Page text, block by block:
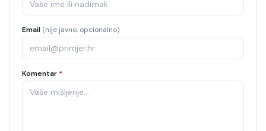
Email (nije javno, opcionalno)
Komentar *